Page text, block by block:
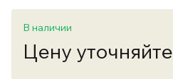
В наличии
Цену уточняйте